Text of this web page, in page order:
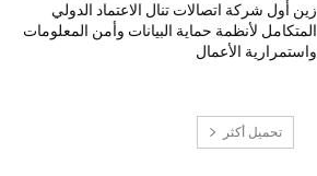
زين أول شركة اتصالات تنال الاعتماد الدولي
المتكامل لأنظمة حماية البيانات وأمن المعلومات
واستمرارية الأعمال
تحميل أكثر